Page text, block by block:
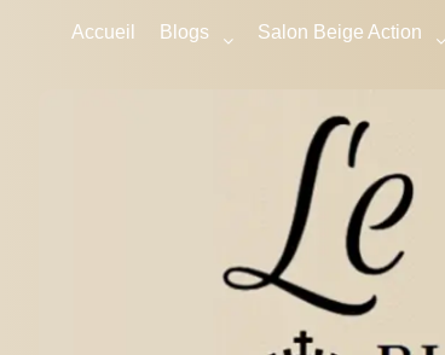
Accueil Blogs Salon Beige Action